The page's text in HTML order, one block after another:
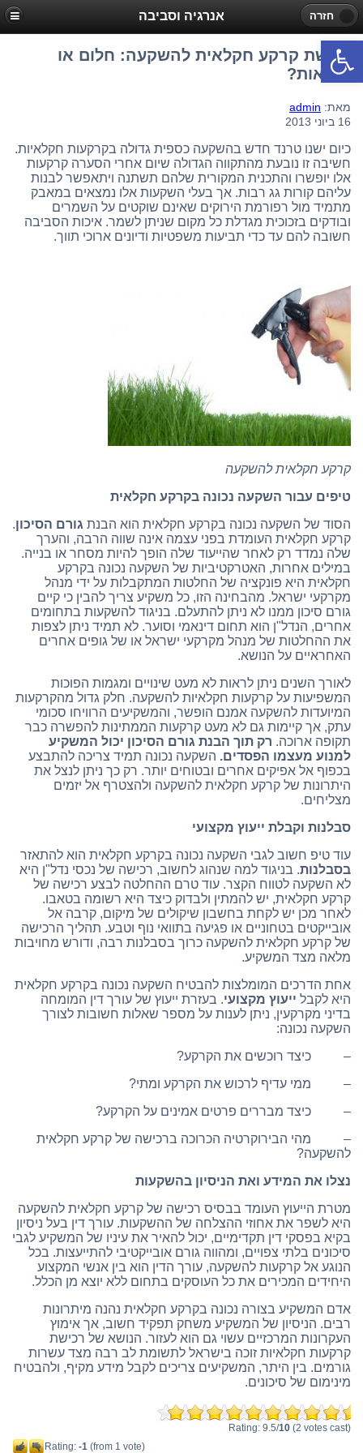
פתח סרגל נגישות
חזרה אנרגיה וסביבה
רכישת קרקע חקלאית להשקעה: חלום או
מציאות?
מאת: admin
16 ביוני 2013
כיום ישנו טרנד חדש בהשקעה כספית גדולה בקרקעות חקלאיות.
חשיבה זו נובעת מהתקווה הגדולה שיום אחרי הסערה קרקעות
אלו יופשרו והתכנית המקורית שלהם תשתנה ויתאפשר לבנות
עליהם קורות גג רבות. אך בעלי השקעות אלו נמצאים במאבק
מתמיד מול רפורמת הירוקים שאינם שוקטים על השמרים
ובודקים בזכוכית מגדלת כל מקום שניתן לשמר. איכות הסביבה
חשובה להם עד כדי תביעות משפטיות ודיונים ארוכי תווך.
קרקע חקלאית להשקעה
טיפים עבור השקעה נכונה בקרקע חקלאית
הסוד של השקעה נכונה בקרקע חקלאית הוא הבנת גורם הסיכון.
קרקע חקלאית העומדת בפני עצמה אינה שווה הרבה, והערך
שלה נמדד רק לאחר שהייעוד שלה הופך להיות מסחר או בנייה.
במילים אחרות, האטרקטיביות של השקעה נכונה בקרקע
חקלאית היא פונקציה של החלטות המתקבלות על ידי מנהל
מקרקעי ישראל. מהבחינה הזו, כל משקיע צריך להבין כי קיים
גורם סיכון ממנו לא ניתן להתעלם. בניגוד להשקעות בתחומים
אחרים, הנדל"ן הוא תחום דינאמי וסוער. לא תמיד ניתן לצפות
את ההחלטות של מנהל מקרקעי ישראל או של גופים אחרים
האחראיים על הנושא.
לאורך השנים ניתן לראות לא מעט שינויים ומגמות הפוכות
המשפיעות על קרקעות חקלאיות להשקעה. חלק גדול מהקרקעות
המיועדות להשקעה אמנם הופשר, והמשקיעים הרוויחו סכומי
עתק, אך קיימות גם לא מעט קרקעות הממתינות להפשרה כבר
תקופה ארוכה. רק תוך הבנת גורם הסיכון יכול המשקיע
למנוע מעצמו הפסדים. השקעה נכונה תמיד צריכה להתבצע
בכפוף אל אפיקים אחרים ובטוחים יותר. רק כך ניתן לנצל את
היתרונות של קרקע חקלאית להשקעה ולהצטרף אל יזמים
מצליחים.
סבלנות וקבלת ייעוץ מקצועי
עוד טיפ חשוב לגבי השקעה נכונה בקרקע חקלאית הוא להתאזר
בסבלנות. בניגוד למה שנהוג לחשוב, רכישה של נכסי נדל"ן היא
לא השקעה לטווח הקצר. עוד טרם ההחלטה לבצע רכישה של
קרקע חקלאית, יש להמתין ולבדוק כיצד היא רשומה בטאבו.
לאחר מכן יש לקחת בחשבון שיקולים של מיקום, קרבה אל
אובייקטים בטחוניים או פגיעה בתוואי נוף וטבע. תהליך הרכישה
של קרקע חקלאית להשקעה כרוך בסבלנות רבה, ודורש מחויבות
מלאה מצד המשקיע.
אחת הדרכים המומלצות להבטיח השקעה נכונה בקרקע חקלאית
היא לקבל ייעוץ מקצועי. בעזרת ייעוץ של עורך דין המומחה
בדיני מקרקעין, ניתן לענות על מספר שאלות חשובות לצורך
השקעה נכונה:
– כיצד רוכשים את הקרקע?
– ממי עדיף לרכוש את הקרקע ומתי?
– כיצד מבררים פרטים אמינים על הקרקע?
– מהי הבירוקרטיה הכרוכה ברכישה של קרקע חקלאית
להשקעה?
נצלו את המידע ואת הניסיון בהשקעות
מטרת הייעוץ העומד בבסיס רכישה של קרקע חקלאית להשקעה
היא לשפר את אחוזי ההצלחה של ההשקעות. עורך דין בעל ניסיון
בקיא בפסקי דין תקדימיים, יכול להאיר את עיניו של המשקיע לגבי
סיכונים בלתי צפויים, ומהווה גורם אובייקטיבי להתייעצות. בכל
הנוגע אל קרקעות להשקעה, עורך הדין הוא בין אנשי המקצוע
היחידים המכירים את כל העוסקים בתחום ללא יוצא מן הכלל.
אדם המשקיע בצורה נכונה בקרקע חקלאית נהנה מיתרונות
רבים. הניסיון של המשקיע משחק תפקיד חשוב, אך אימוץ
העקרונות המרכזיים עשוי גם הוא לעזור. הנושא של רכישת
קרקעות חקלאיות זוכה בישראל לתשומת לב רבה מצד עשרות
גורמים. בין היתר, המשקיעים צריכים לקבל מידע מקיף, ולהבטיח
מינימום של סיכונים.
Rating: 9.5/10 (2 votes cast)
Rating: -1 (from 1 vote)